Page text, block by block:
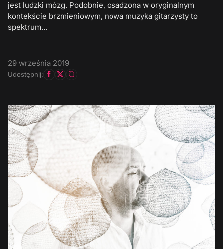
jest ludzki mózg. Podobnie, osadzona w oryginalnym
kontekście brzmieniowym, nowa muzyka gitarzysty to
spektrum…
29 września 2019
Udostępnij: